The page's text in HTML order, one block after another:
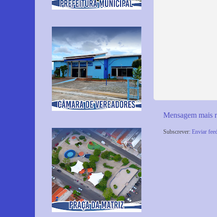
Mensagem mais
Subscrever: Enviar